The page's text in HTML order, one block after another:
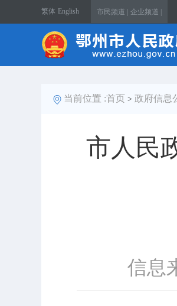
繁体 English 市民频道 | 企业频道 |
当前位置 :首页 > 政府信息
市人民
信息